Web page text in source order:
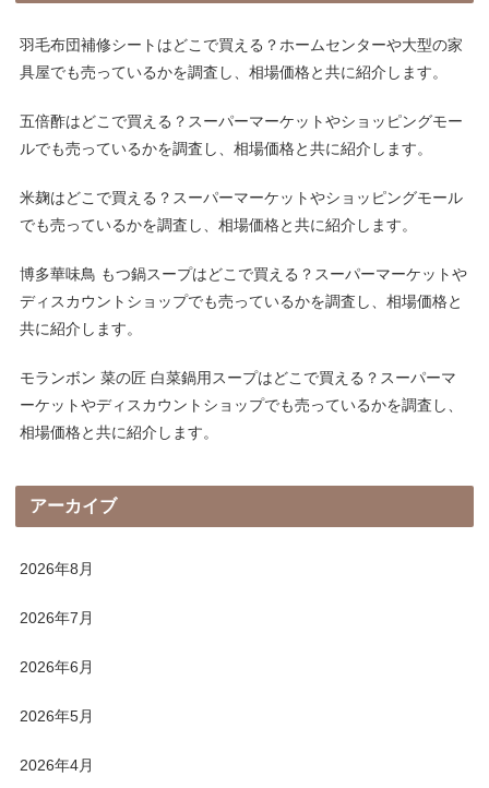
羽毛布団補修シートはどこで買える？ホームセンターや大型の家
具屋でも売っているかを調査し、相場価格と共に紹介します。
五倍酢はどこで買える？スーパーマーケットやショッピングモー
ルでも売っているかを調査し、相場価格と共に紹介します。
米麹はどこで買える？スーパーマーケットやショッピングモール
でも売っているかを調査し、相場価格と共に紹介します。
博多華味鳥 もつ鍋スープはどこで買える？スーパーマーケットや
ディスカウントショップでも売っているかを調査し、相場価格と
共に紹介します。
モランボン 菜の匠 白菜鍋用スープはどこで買える？スーパーマ
ーケットやディスカウントショップでも売っているかを調査し、
相場価格と共に紹介します。
アーカイブ
2026年8月
2026年7月
2026年6月
2026年5月
2026年4月